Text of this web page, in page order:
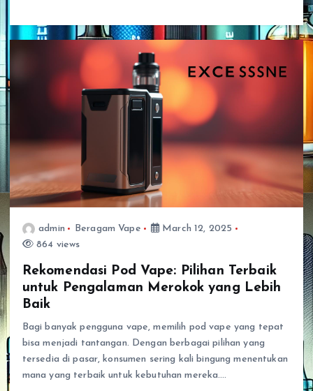
admin Beragam Vape
March 12, 2025
864 views
Rekomendasi Pod Vape: Pilihan Terbaik
untuk Pengalaman Merokok yang Lebih
Baik
Bagi banyak pengguna vape, memilih pod vape yang tepat
bisa menjadi tantangan. Dengan berbagai pilihan yang
tersedia di pasar, konsumen sering kali bingung menentukan
mana yang terbaik untuk kebutuhan mereka.…